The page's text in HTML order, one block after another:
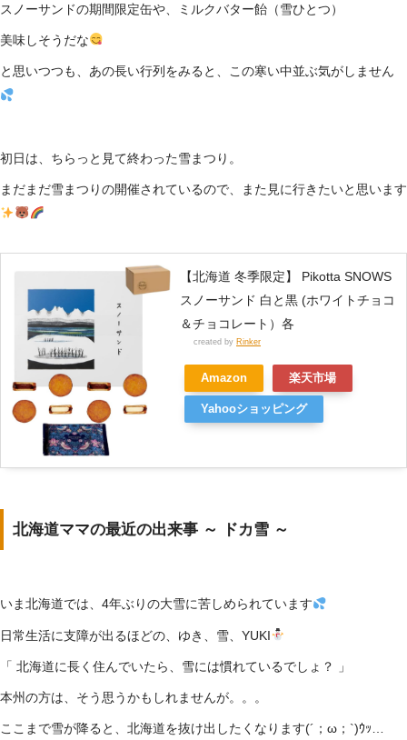
スノーサンドの期間限定缶や、ミルクバター飴（雪ひとつ）
美味しそうだな
と思いつつも、あの長い行列をみると、この寒い中並ぶ気がしません
初日は、ちらっと見て終わった雪まつり。
まだまだ雪まつりの開催されているので、また見に行きたいと思います
【北海道 冬季限定】 Pikotta SNOWS
スノーサンド 白と黒 (ホワイトチョコ
＆チョコレート）各
created by Rinker
Amazon 楽天市場
Yahooショッピング
北海道ママの最近の出来事 ～ ドカ雪 ～
いま北海道では、4年ぶりの大雪に苦しめられています
日常生活に支障が出るほどの、ゆき、雪、YUKI
「 北海道に長く住んでいたら、雪には慣れているでしょ？ 」
本州の方は、そう思うかもしれませんが。。。
ここまで雪が降ると、北海道を抜け出したくなります(´；ω；`)ｳｯ…